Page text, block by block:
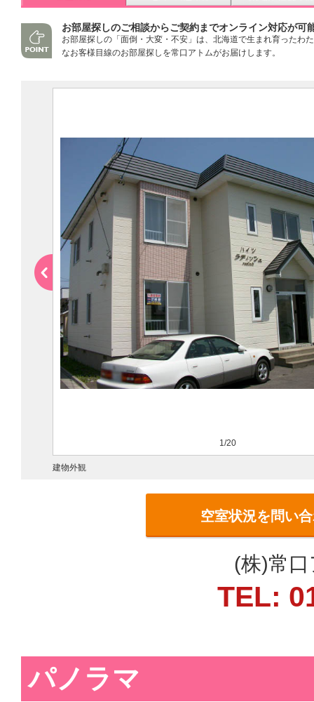
お部屋探しのご相談からご契約までオンライン対応が可
お部屋探しの「面倒・大変・不安」は、北海道で生まれ育ったわ
なお客様目線のお部屋探しを常口アトムがお届けします。
1/20
建物外観
空室状況を問い
(株)常
TEL:
パノラマ